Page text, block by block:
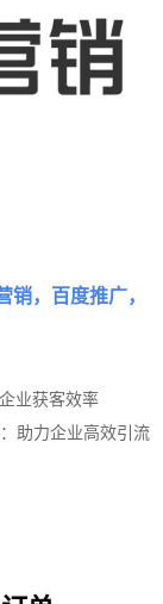
，百度推广，
业获客效率
助力企业高效引流